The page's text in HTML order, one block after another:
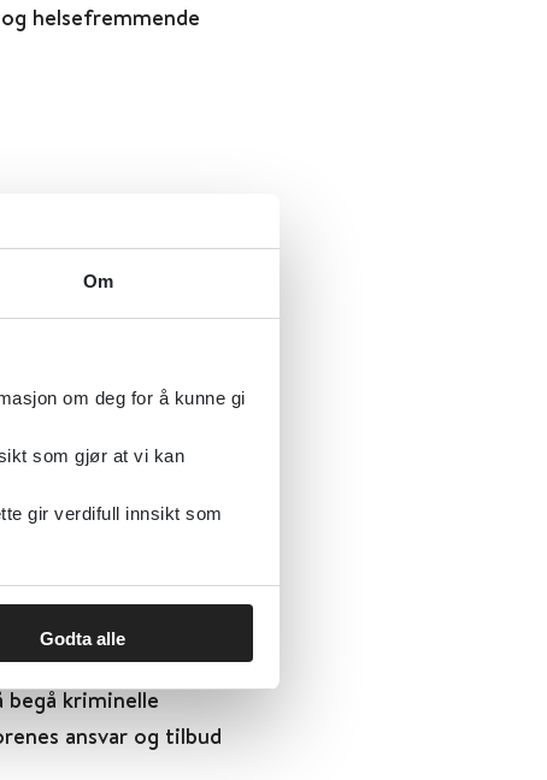
Om
om deg for å kunne gi
som gjør at vi kan
gir verdifull innsikt som
Godta alle
helsefremmende
kriminelle
ansvar og tilbud